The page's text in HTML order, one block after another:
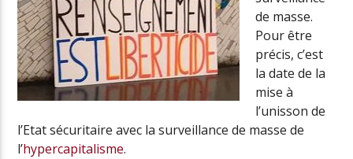
de masse.
Pour être
précis, c’est
la date de la
mise à
l’unisson de
l’Etat sécuritaire avec la surveillance de masse de
l’hypercapitalisme.